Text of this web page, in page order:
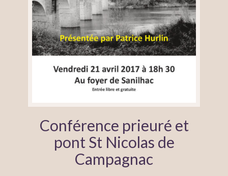
Conférence prieuré et
pont St Nicolas de
Campagnac